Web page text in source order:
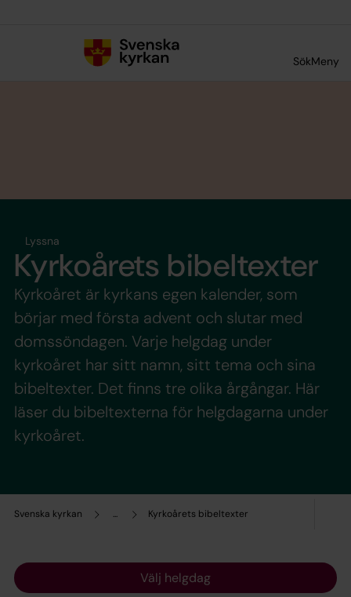
SökMeny
Svenska kyrkan ... Kyrkoårets bibeltexter
Lyssna
Kyrkoårets bibeltexter
Kyrkoåret är kyrkans egen kalender, som
börjar med första advent och slutar med
domssöndagen. Varje helgdag under
kyrkoåret har sitt namn, sitt tema och sina
bibeltexter. Det finns tre olika årgångar. Här
läser du bibeltexterna för helgdagarna under
kyrkoåret.
Välj helgdag